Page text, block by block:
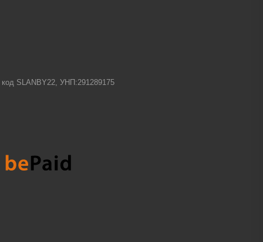
SLANBY22, УНП:291289175